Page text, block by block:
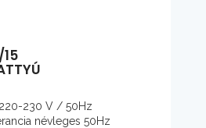
15
230 V / 50Hz
névleges 50Hz